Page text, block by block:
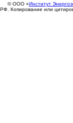
© ООО «Институт
РФ. Копирование или